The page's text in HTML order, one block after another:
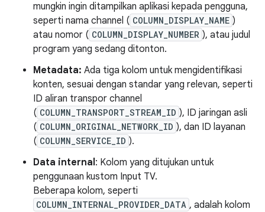
mungkin ingin ditampilkan aplikasi kepada pengguna,
seperti nama channel ( COLUMN_DISPLAY_NAME )
atau nomor ( COLUMN_DISPLAY_NUMBER ), atau judul
program yang sedang ditonton.
Metadata: Ada tiga kolom untuk mengidentifikasi
konten, sesuai dengan standar yang relevan, seperti
ID aliran transpor channel
( COLUMN_TRANSPORT_STREAM_ID ), ID jaringan asli
( COLUMN_ORIGINAL_NETWORK_ID ), dan ID layanan
( COLUMN_SERVICE_ID ).
Data internal: Kolom yang ditujukan untuk
penggunaan kustom Input TV.
Beberapa kolom, seperti
COLUMN_INTERNAL_PROVIDER_DATA , adalah kolom